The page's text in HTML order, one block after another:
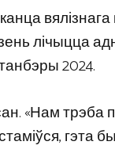
дзень
2024.
«Нам
гэта